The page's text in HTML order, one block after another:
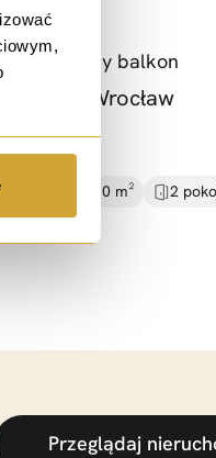
| Duży balkon
Wrocław
m² 46.00 m²
2
parter
Przeglądaj